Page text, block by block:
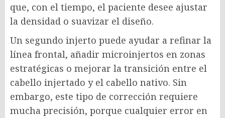
que, con el tiempo, el paciente desee ajustar
la densidad o suavizar el diseño.
Un segundo injerto puede ayudar a refinar la
línea frontal, añadir microinjertos en zonas
estratégicas o mejorar la transición entre el
cabello injertado y el cabello nativo. Sin
embargo, este tipo de corrección requiere
mucha precisión, porque cualquier error en